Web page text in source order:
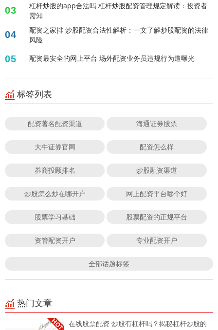
03
杠杆炒股的app合法吗 杠杆炒股配资管理规定解读：投资者
需知
04
配资之家排 炒股配资合法性解析：一文了解炒股配资的法律
风险
05 配资最安全的网上平台 场外配资业务员违规行为遭曝光
标签列表
配资著名配资渠道 海通证券股票
大牛证券官网 配资怎么样
券商投顾排名 炒股融资渠道
炒股怎么炒在哪开户 网上配资平台哪个好
股票学习基础 股票配资的正规平台
资管配资开户 专业配资开户
全部话题标签
热门文章
在线股票配资 炒股有杠杆吗？揭秘杠杆炒股的